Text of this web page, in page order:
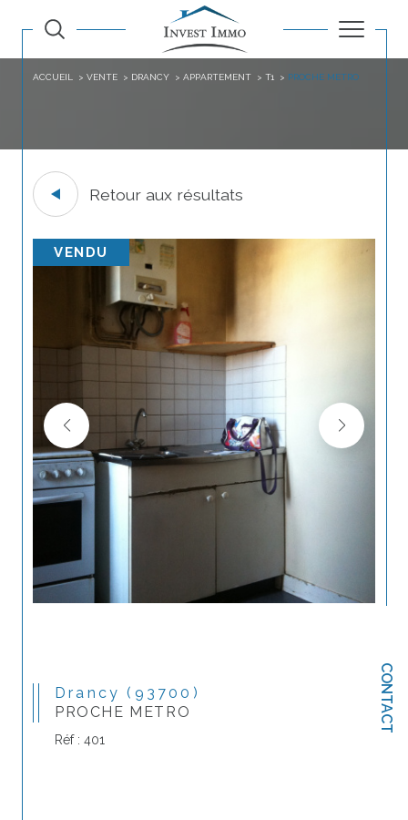
CONTACT
ACCUEIL VENTE DRANCY APPARTEMENT T1 PROCHE METRO
Retour aux résultats
VENDU
Drancy (93700)
PROCHE METRO
Réf : 401